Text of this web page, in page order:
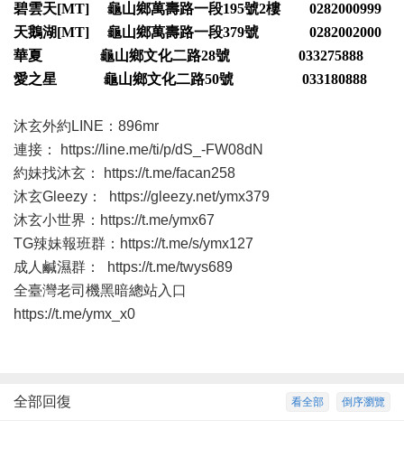
碧雲天[MT] 龜山鄉萬壽路一段195號2樓 0282000999
天鵝湖[MT] 龜山鄉萬壽路一段379號 0282002000
華夏 龜山鄉文化二路28號 033275888
愛之星 龜山鄉文化二路50號 033180888
沐玄外約LINE：896mr
連接：
https://line.me/ti/p/dS_-FW08dN
約妹找沐玄：
https://t.me/facan258
沐玄Gleezy：
https://gleezy.net/ymx379
沐玄小世界： https://t.me/ymx67
TG辣妹報班群： https://t.me/s/ymx127
成人鹹濕群：
https://t.me/twys689
全臺灣老司機黑暗總站入口
https://t.me/ymx_x0
倒序瀏覽
看全部
全部回復